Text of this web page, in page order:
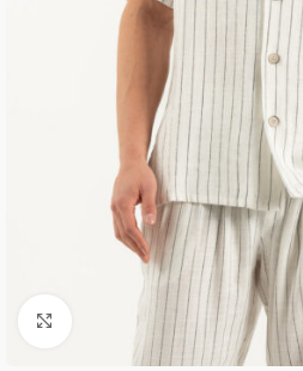
Κλικ για μεγέθυνση